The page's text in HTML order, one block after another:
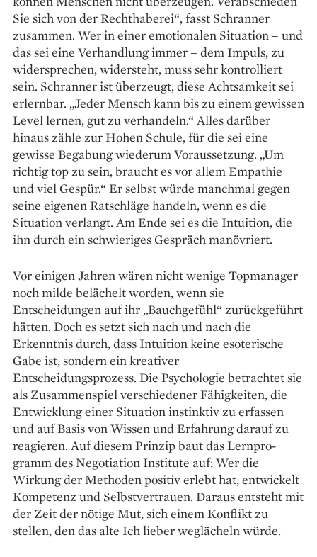
Sie sich von der Rechthaberei“, fasst Schranner
zusammen. Wer in einer emotionalen Situation – und
das sei eine Verhandlung immer – dem Impuls, zu
widersprechen, widersteht, muss sehr kontrolliert
sein. Schranner ist überzeugt, diese Achtsamkeit sei
erlernbar. „Jeder Mensch kann bis zu einem gewissen
Level lernen, gut zu verhandeln.“ Alles darüber
hinaus zähle zur Hohen Schule, für die sei eine
gewisse Begabung wiederum Voraussetzung. „Um
richtig top zu sein, braucht es vor allem Empathie
und viel Gespür.“ Er selbst würde manchmal gegen
seine eigenen Ratschläge handeln, wenn es die
Situation verlangt. Am Ende sei es die Intuition, die
ihn durch ein schwieriges Gespräch manövriert.
Vor einigen Jahren wären nicht wenige Topmanager
noch milde belächelt worden, wenn sie
Entscheidungen auf ihr „Bauchgefühl“ zurückgeführt
hätten. Doch es setzt sich nach und nach die
Erkenntnis durch, dass Intuition keine esoterische
Gabe ist, sondern ein kreativer
Entscheidungsprozess. Die Psychologie betrachtet sie
als Zusammenspiel verschiedener Fähigkeiten, die
Entwicklung einer Situation instinktiv zu erfassen
und auf Basis von Wissen und Erfahrung darauf zu
reagieren. Auf diesem Prinzip baut das Lernpro­
gramm des Negotiation Institute auf: Wer die
Wirkung der Methoden positiv erlebt hat, entwickelt
Kompetenz und Selbstvertrauen. Daraus entsteht mit
der Zeit der nötige Mut, sich einem Konflikt zu
stellen, den das alte Ich lieber weg­lächeln würde.